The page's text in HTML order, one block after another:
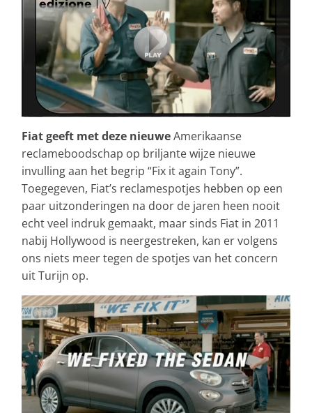
Fiat geeft met deze nieuweAmerikaanse
reclameboodschap op briljante wijze nieuwe
invulling aan het begrip “Fix it again Tony”.
Toegegeven, Fiat’s reclamespotjes hebben op een
paar uitzonderingen na door de jaren heen nooit
echt veel indruk gemaakt, maar sinds Fiat in 2011
nabij Hollywood is neergestreken, kan er volgens
ons niets meer tegen de spotjes van het concern
uit Turijn op.